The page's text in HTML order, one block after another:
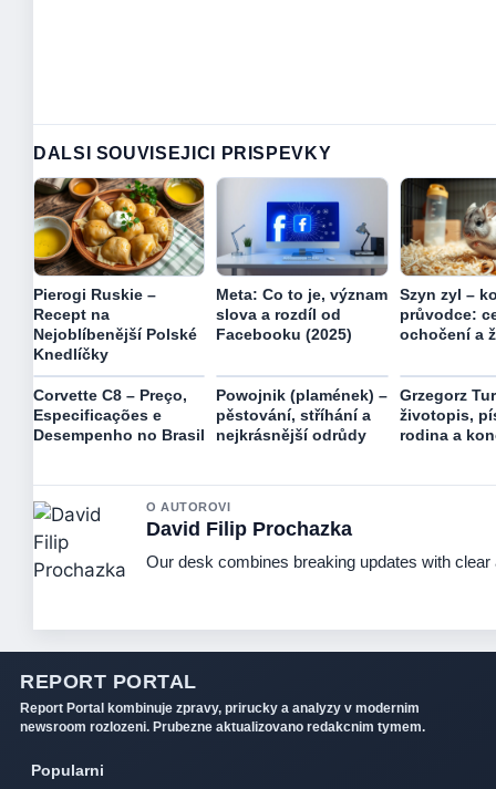
DALSI SOUVISEJICI PRISPEVKY
Pierogi Ruskie –
Recept na
Nejoblíbenější Polské
Knedlíčky
Meta: Co to je, význam
slova a rozdíl od
Facebooku (2025)
Szyn zyl –
průvodce:
ochočení a
Corvette C8 – Preço,
Especificações e
Desempenho no Brasil
Powojnik (plamének) –
pěstování, stříhání a
nejkrásnější odrůdy
Grzegorz
životopis,
rodina a
O AUTOROVI
David Filip Prochazka
Our desk combines breaking updates with
REPORT PORTAL
Report Portal kombinuje zpravy, prirucky a analyzy v modernim
newsroom rozlozeni. Prubezne aktualizovano redakcnim tymem.
Popularni